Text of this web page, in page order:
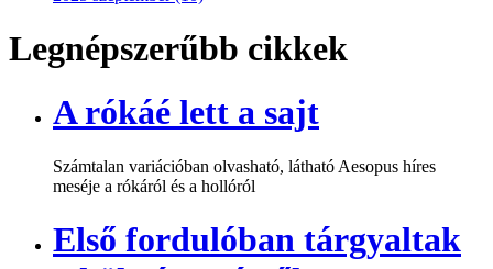
Legnépszerűbb cikkek
A rókáé lett a sajt
Számtalan variációban olvasható, látható Aesopus híres
meséje a rókáról és a hollóról
Első fordulóban tárgyaltak